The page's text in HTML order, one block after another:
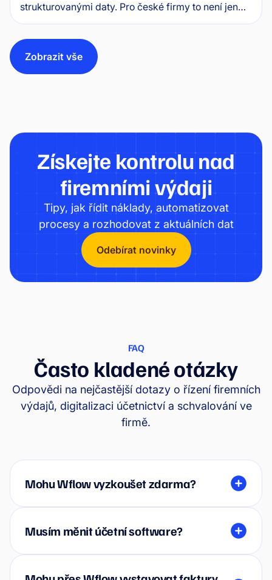
strukturovanými daty. Pro české firmy to není jen
legislativní téma, ale signál, že účetní procesy musí
Čím dřív firma začne řešit data, workflow a
napojení na ERP, tím menší riziko bude později
Zobrazit vše
Získejte kontrolu nad
firemními výdaji
Tipy, jak řídit náklady, automatizovat
procesy a rozhodovat z aktuálních dat
Odebírat novinky
FAQ
Často kladené otázky
Odpovědi na nejčastější dotazy o řízení firemních
výdajů, digitalizaci účetnictví a schvalování ve
firmě.
Mohu Wflow vyzkoušet zdarma?
Musím měnit účetní software?